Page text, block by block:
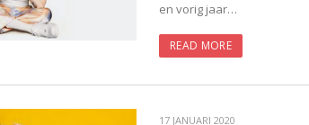
en vorig jaar…
READ MORE
17 JANUARI 2020